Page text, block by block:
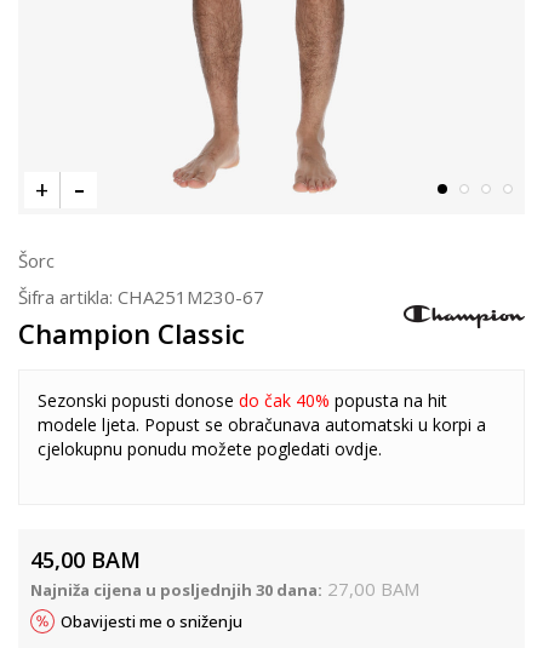
Šorc
Šifra artikla: CHA251M230-67
Champion Classic
Sezonski popusti donose do čak 40% popusta na hit
modele ljeta. Popust se obračunava automatski u korpi a
cjelokupnu ponudu možete pogledati ovdje.
45,00 BAM
Najniža cijena u posljednjih 30 dana: 27,00 BAM
Obavijesti me o sniženju